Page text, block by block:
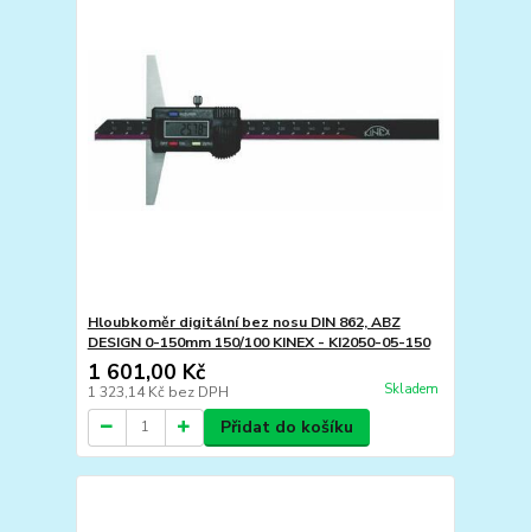
Hloubkoměr digitální bez nosu DIN 862, ABZ
DESIGN 0-150mm 150/100 KINEX - KI2050-05-150
1 601,00 Kč
1 323,14 Kč bez DPH Skladem
Přidat do košíku